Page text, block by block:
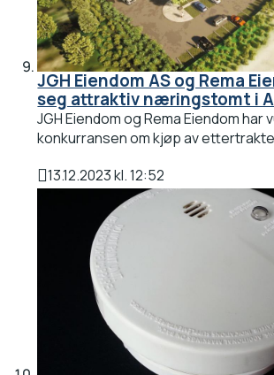
JGH Eiendom AS og Rema
seg attraktiv næringstomt i
JGH Eiendom og Rema Eiendom har
konkurransen om kjøp av
Publisert
13.12.2023 kl. 12:52